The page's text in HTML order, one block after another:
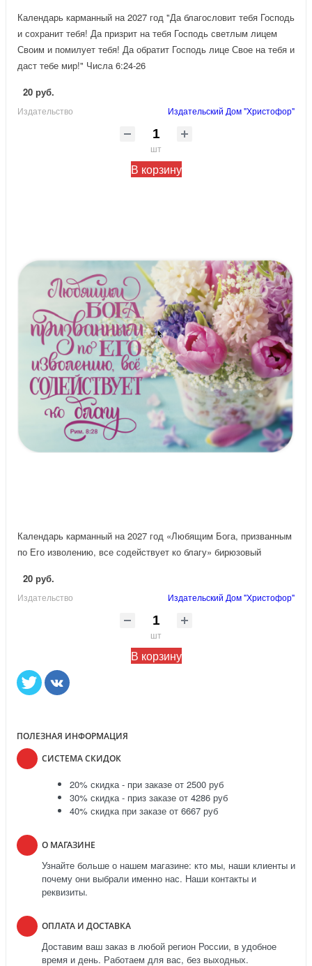
Календарь карманный на 2027 год "Да благословит тебя Господь
и сохранит тебя! Да призрит на тебя Господь светлым лицем
Своим и помилует тебя! Да обратит Господь лице Свое на тебя и
даст тебе мир!" Числа 6:24-26
20 руб.
Издательство Издательский Дом "Христофор"
шт
В корзину
Календарь карманный на 2027 год «Любящим Бога, призванным
по Его изволению, все содействует ко благу» бирюзовый
20 руб.
Издательство Издательский Дом "Христофор"
шт
В корзину
ПОЛЕЗНАЯ ИНФОРМАЦИЯ
СИСТЕМА СКИДОК
20% скидка - при заказе от 2500 руб
30% скидка - приз заказе от 4286 руб
40% скидка при заказе от 6667 руб
О МАГАЗИНЕ
Узнайте больше о нашем магазине: кто мы, наши клиенты и
почему они выбрали именно нас. Наши контакты и
реквизиты.
ОПЛАТА И ДОСТАВКА
Доставим ваш заказ в любой регион России, в удобное
время и день. Работаем для вас, без выходных.